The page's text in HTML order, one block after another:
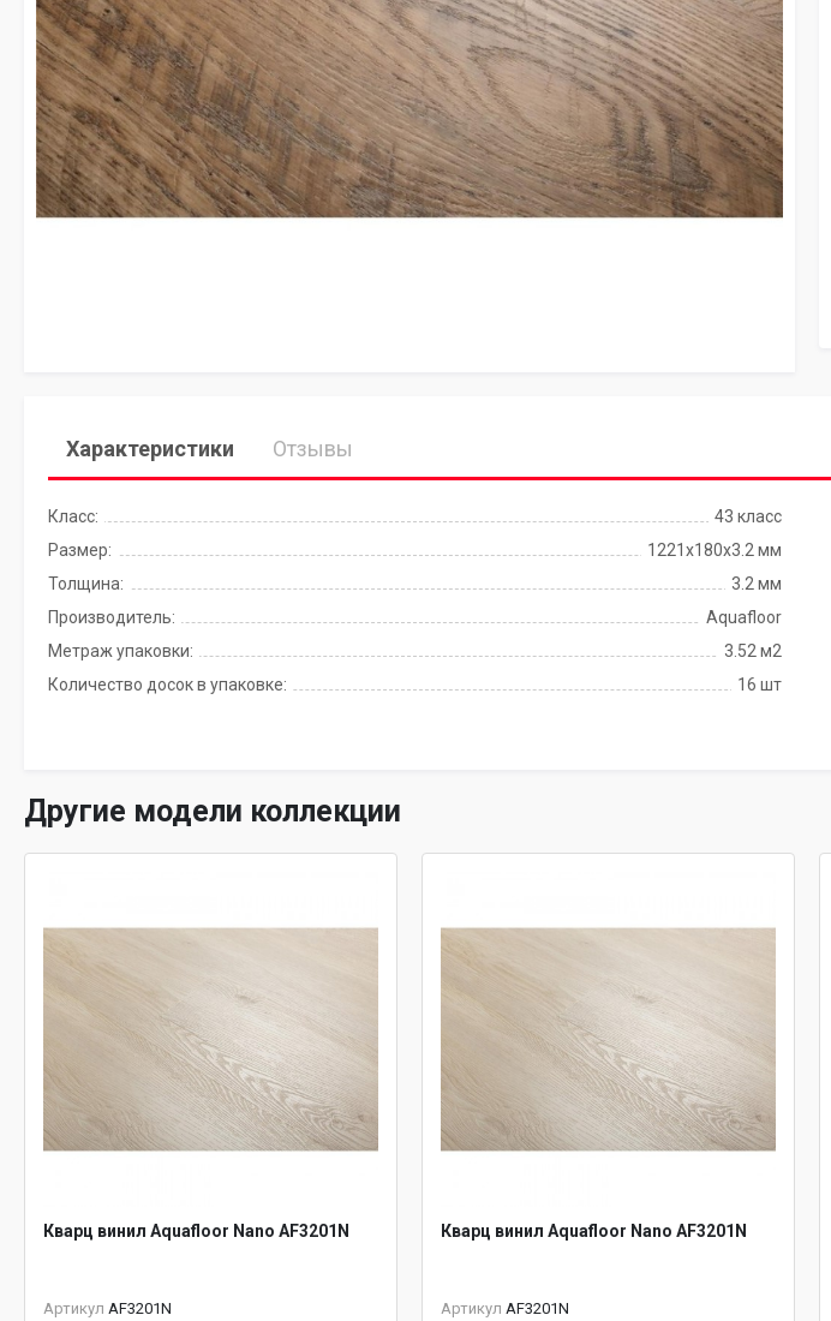
Характеристики Отзывы
Класс:
43 класс
Размер:
1221x180x3.2 мм
Толщина:
3.2 мм
Производитель:
Aquafloor
Метраж упаковки:
3.52 м2
Количество досок в упаковке:
16 шт
Другие модели коллекции
Кварц винил Aquafloor Nano AF3201N
Артикул AF3201N
Кварц винил Aquafloor Nano AF3201N
Артикул AF3201N